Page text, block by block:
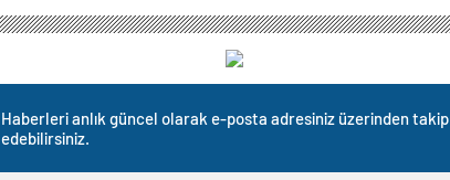
Haberleri anlık güncel olarak e-posta adresiniz üzerinden takip
edebilirsiniz.